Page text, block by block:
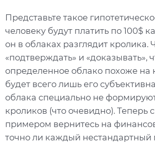
Представьте такое
человеку будут платить по 100$
он в облаках разглядит кролика.
«подтверждать» и «доказывать»,
определенное облако похоже на
будет всего лишь его
облака специально не
кроликов (что очевидно). Теперь
примером вернитесь на
точно ли каждый нестандартный